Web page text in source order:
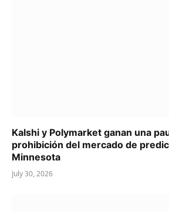
Kalshi y Polymarket ganan una
prohibición del mercado de
Minnesota
July 30, 2026